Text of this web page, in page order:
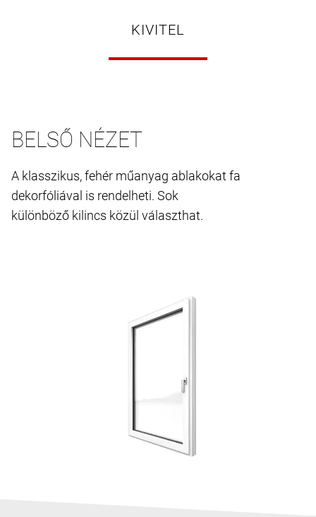
KIVITEL
BELSŐ NÉZET
A klasszikus, fehér műanyag ablakokat fa
dekorfóliával is rendelheti. Sok
különböző kilincs közül választhat.